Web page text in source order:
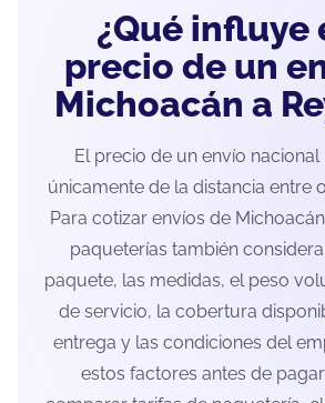
¿Qué influye
precio de un
Michoacán a
El precio de un envío
únicamente de la distancia entre
Para cotizar envíos de
paqueterías también
paquete, las medidas, el peso
de servicio, la cobertura
entrega y las condiciones del
estos factores antes de